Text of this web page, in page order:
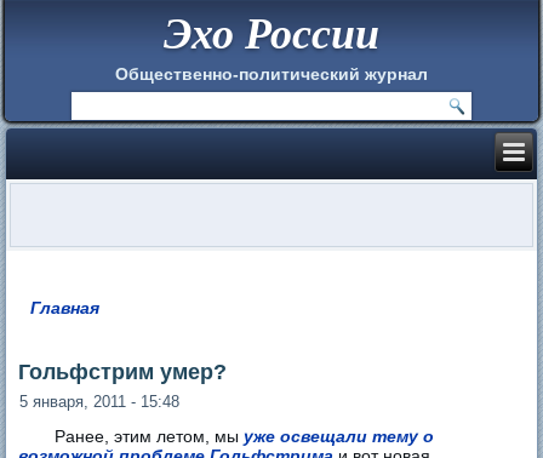
Эхо России
Общественно-политический журнал
Главная
Гольфстрим умер?
5 января, 2011 - 15:48
Ранее, этим летом, мы уже освещали тему о